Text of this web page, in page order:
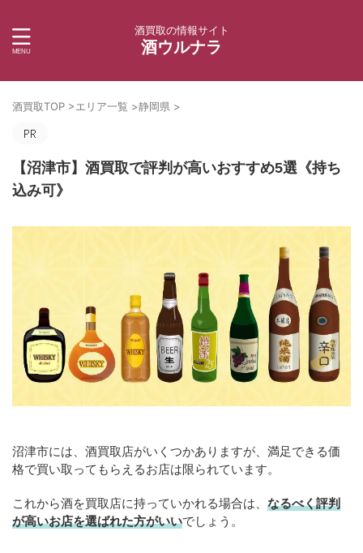
酒買取の情報サイト
酒ウルナラ
酒買取TOP >エリア一覧 >静岡県 >
【沼津市】酒買取で評判が高いおすすめ5選《持ち
込み可》
沼津市には、酒買取店がいくつかありますが、満足できる価
格で買い取ってもらえるお店は限られています。
これから酒を買取店に持っていかれる場合は、 なるべく評判
が高いお店を選ばれた方がいいでしょう。